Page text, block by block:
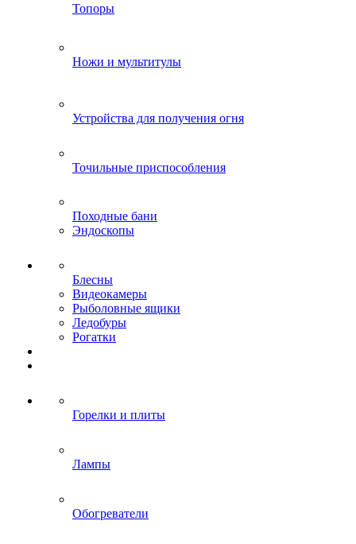
Топоры
Ножи и мультитулы
Устройства для получения огня
Точильные приспособления
Походные бани
Эндоскопы
Блесны
Видеокамеры
Рыболовные ящики
Ледобуры
Рогатки
Горелки и плиты
Лампы
Обогреватели